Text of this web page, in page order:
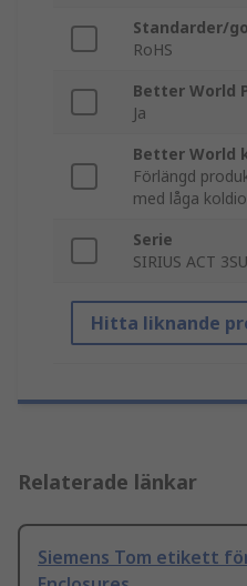
Standarder/
RoHS
Better World
Ja
Better World
Förlängd
med låga
Serie
SIRIUS ACT
Hitta liknande
Relaterade länkar
Siemens Tom etikett